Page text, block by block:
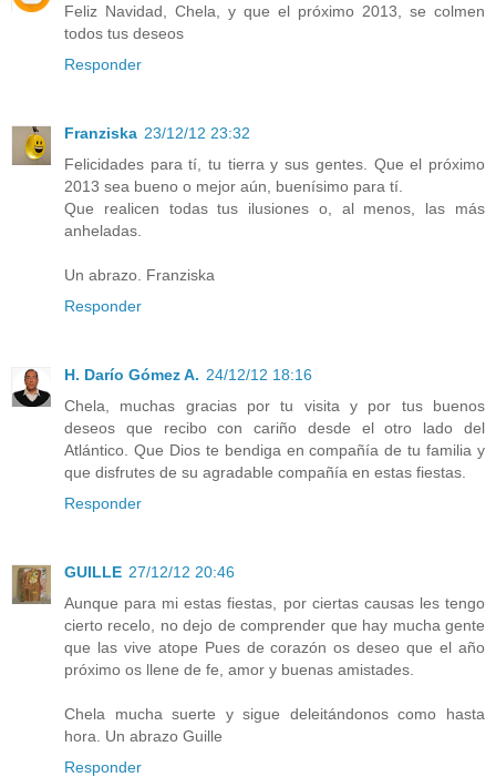
Feliz Navidad, Chela, y que el próximo 2013, se colmen
todos tus deseos
Responder
Franziska 23/12/12 23:32
Felicidades para tí, tu tierra y sus gentes. Que el próximo
2013 sea bueno o mejor aún, buenísimo para tí.
Que realicen todas tus ilusiones o, al menos, las más
anheladas.
Un abrazo. Franziska
Responder
H. Darío Gómez A. 24/12/12 18:16
Chela, muchas gracias por tu visita y por tus buenos
deseos que recibo con cariño desde el otro lado del
Atlántico. Que Dios te bendiga en compañía de tu familia y
que disfrutes de su agradable compañía en estas fiestas.
Responder
GUILLE 27/12/12 20:46
Aunque para mi estas fiestas, por ciertas causas les tengo
cierto recelo, no dejo de comprender que hay mucha gente
que las vive atope Pues de corazón os deseo que el año
próximo os llene de fe, amor y buenas amistades.
Chela mucha suerte y sigue deleitándonos como hasta
hora. Un abrazo Guille
Responder